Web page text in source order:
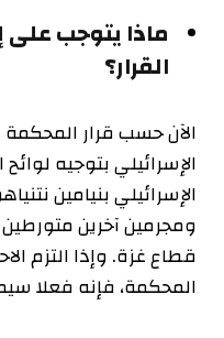
ماذا يتوجب
القرار؟
الآن حسب قرار المحكمة
الإسرائيلي بتوجيه
الإسرائيلي بنيامين
ومجرمين آخرين
قطاع غزة. وإذا التزم
المحكمة، فإنه فعلا